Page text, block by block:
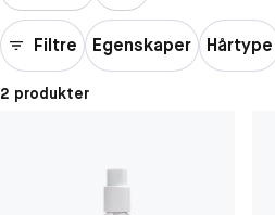
Filtre Egenskaper Hårtype
2 produkter